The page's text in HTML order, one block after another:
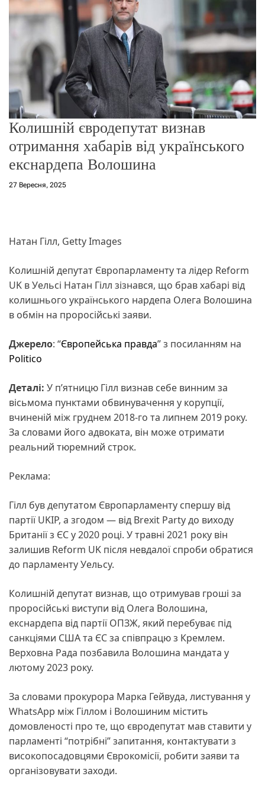
р
е
ж
м
Колишній євродепутат визнав
отримання хабарів від українського
екснардепа Волошина
27 Вересня, 2025
Натан Гілл, Getty Images
Колишній депутат Європарламенту та лідер Reform
UK в Уельсі Натан Гілл зізнався, що брав хабарі від
колишнього українського нардепа Олега Волошина
в обмін на проросійські заяви.
Джерело: “Європейська правда” з посиланням на
Politico
Деталі: У п’ятницю Гілл визнав себе винним за
вісьмома пунктами обвинувачення у корупції,
вчиненій між груднем 2018-го та липнем 2019 року.
За словами його адвоката, він може отримати
реальний тюремний строк.
Реклама:
Гілл був депутатом Європарламенту спершу від
партії UKIP, а згодом — від Brexit Party до виходу
Британії з ЄС у 2020 році. У травні 2021 року він
залишив Reform UK після невдалої спроби обратися
до парламенту Уельсу.
Колишній депутат визнав, що отримував гроші за
проросійські виступи від Олега Волошина,
екснардепа від партії ОПЗЖ, який перебуває під
санкціями США та ЄС за співпрацю з Кремлем.
Верховна Рада позбавила Волошина мандата у
лютому 2023 року.
За словами прокурора Марка Гейвуда, листування у
WhatsApp між Гіллом і Волошиним містить
домовленості про те, що євродепутат мав ставити у
парламенті “потрібні” запитання, контактувати з
високопосадовцями Єврокомісії, робити заяви та
організовувати заходи.